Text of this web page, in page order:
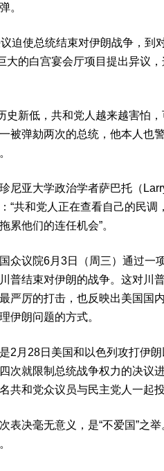
。
迫使总统结束对伊朗战争，到
的白宫宴会厅项目提出异议
新低，共和党人越来越害怕
被弹劾两次的总统，他本人也
尼亚大学政治学者萨巴托（
“共和党人正在查看自己的民调
累他们的连任机会”。
众议院6月3日（周三）通过一
普结束对伊朗的战争。这对川
严厉的打击，也反映出美国国
伊朗问题的方式。
2月28日美国和以色列攻打伊
次就限制总统战争权力的决议
共和党众议员与民主党人一起投
表决毫无意义，是“不爱国”之